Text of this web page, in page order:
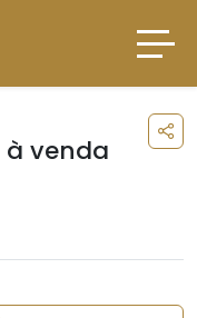
à venda